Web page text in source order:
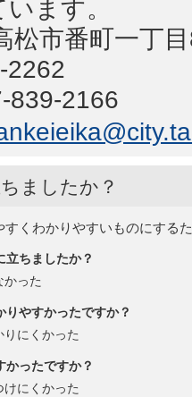
ます。
市番町一丁
2262
839-2166
ましたか？
くわかりやすいものにする
立ちましたか？
かった
やすかったですか？
りにくかった
かったですか？
けにくかった